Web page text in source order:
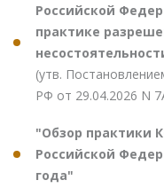
Российской
практике
(утв.
РФ от 29.04.2026 N
"Обзор практики
Российской
года"